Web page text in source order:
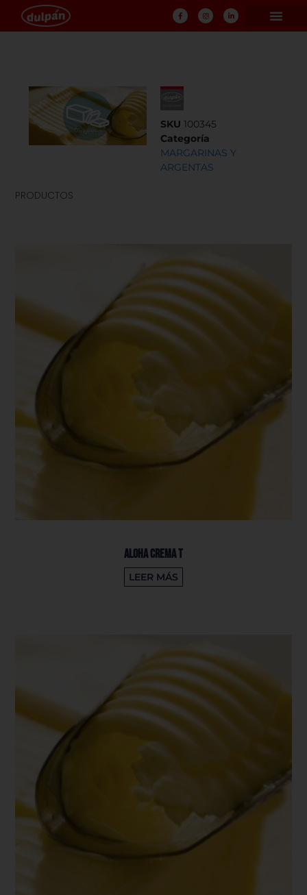
SKU 100345
Categoría
MARGARINAS Y
ARGENTAS
PRODUCTOS
Aloha Crema T
LEER MÁS